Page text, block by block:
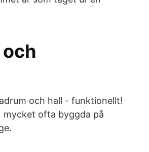
och hall - funktionellt!
mycket ofta byggda på